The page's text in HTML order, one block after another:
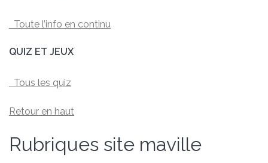
Toute l’info en continu
QUIZ ET JEUX
Tous les quiz
Retour en haut
Rubriques site maville